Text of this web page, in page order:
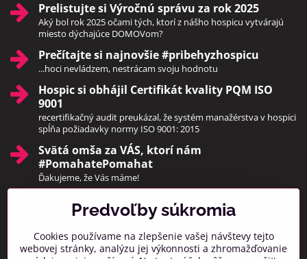
Prelistujte si Výročnú správu za rok 2025
Aký bol rok 2025 očami tých, ktorí z nášho hospicu vytvárajú
miesto dýchajúce DOMOVom?
Prečítajte si najnovšie #pribehyzhospicu
...hoci nevládzem, nestrácam svoju hodnotu
Hospic si obhájil Certifikát kvality PQM ISO
9001
recertifikačný audit preukázal, že systém manažérstva v hospici
spĺňa požiadavky normy ISO 9001: 2015
Svätá omša za VÁS, ktorí nám
#PomahatePomahat
Ďakujeme, že Vás máme!
Pridajte sa k nám
Facebook Instagram
Predvoľby súkromia
Cookies používame na zlepšenie vašej návštevy tejto
webovej stránky, analýzu jej výkonnosti a zhromažďovanie